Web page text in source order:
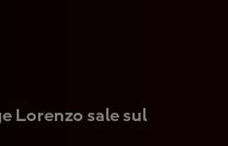
Lorenzo sale sul